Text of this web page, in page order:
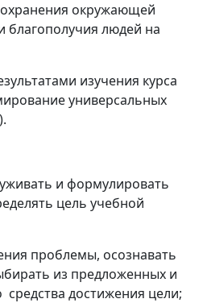
окружающей
благополучия людей на
изучения курса
универсальных
и формулировать
цель учебной
проблемы, осознавать
из предложенных и
средства достижения цели;